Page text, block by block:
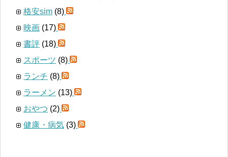
格安sim (8)
映画 (17)
書評 (18)
スポーツ (8)
ランチ (8)
ラーメン (13)
おやつ (2)
健康・病気 (3)